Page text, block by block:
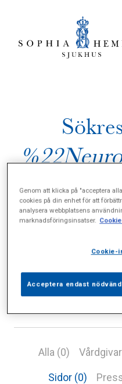
Alla (0)
Sidor (0)
Genom att klicka på "acceptera
cookies på din enhet för att
analysera webbplatsens
marknadsföringsinsatser.
Cookie-
Acceptera endast